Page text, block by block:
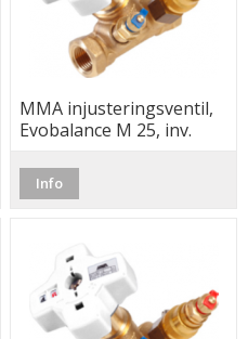
MMA injusteringsventil,
Evobalance M 25, inv.
Info